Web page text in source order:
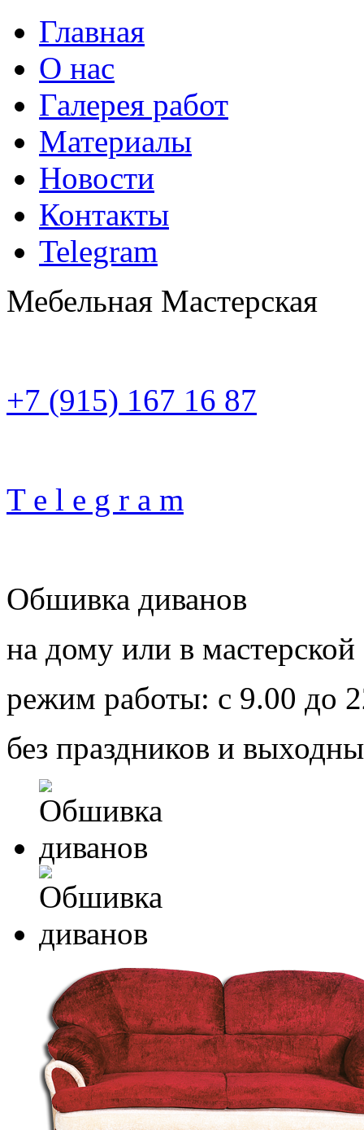
Главная
О нас
Галерея работ
Материалы
Новости
Контакты
Telegram
Мебельная Мастерская
+7 (915) 167 16 87
T e l e g r a m
Обшивка диванов
на дому или в мастерской
режим работы: с 9.00 до
без праздников и